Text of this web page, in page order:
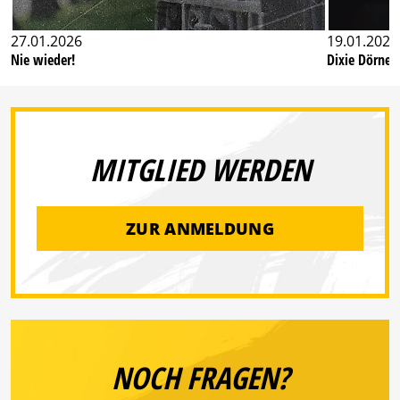
27.01.2026
Nie wieder!
19.01.2026
Dixie
MITGLIED WERDEN
ZUR ANMELDUNG
NOCH FRAGEN?